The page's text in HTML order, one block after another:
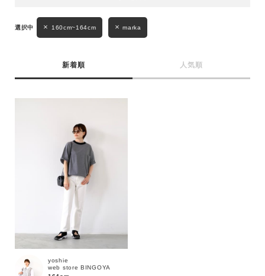
160cm~164cm marka
新着順 人気順
yoshie
web store BINGOYA